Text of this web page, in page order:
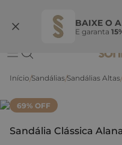
BAIXE O
E garanta
Ganhe 10% OFF na
Sandálias Sandálias Altas
69% OFF
Sandália Clássica